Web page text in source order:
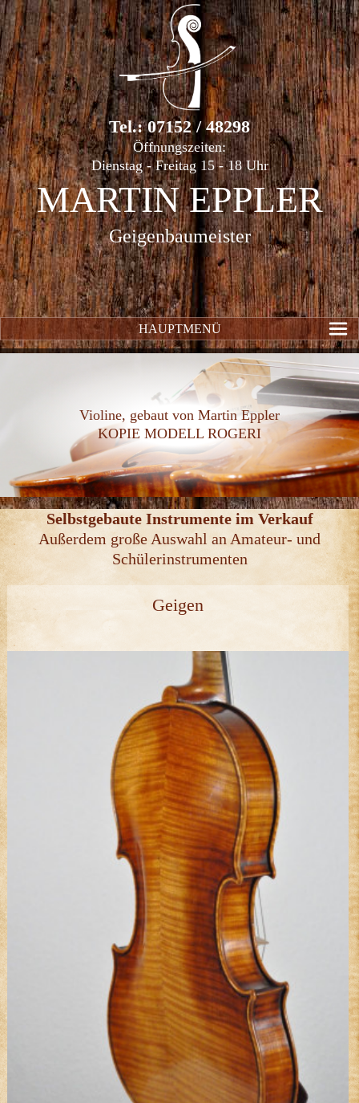
Tel.: 07152 / 48298
Öffnungszeiten:
Dienstag - Freitag 15 - 18 Uhr
MARTIN EPPLER
Geigenbaumeister
HAUPTMENÜ
Violine, gebaut von Martin Eppler
KOPIE MODELL ROGERI
Selbstgebaute Instrumente im Verkauf
Außerdem große Auswahl an Amateur- und
Schülerinstrumenten
Geigen